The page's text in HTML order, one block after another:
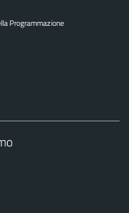
Programmazione